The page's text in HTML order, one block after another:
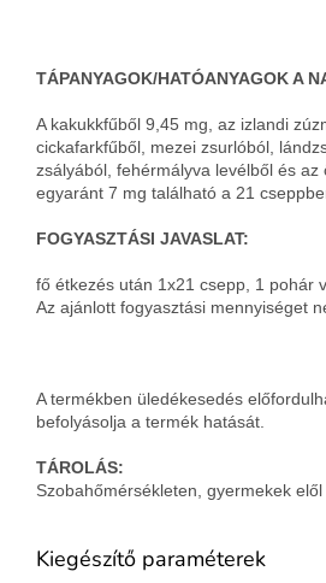
TÁPANYAGOK/HATÓANYAGOK A
A kakukkfűből 9,45 mg, az izlandi
cickafarkfűből, mezei zsurlóból,
zsályából, fehérmályva levélből és az
egyaránt 7 mg található a 21
FOGYASZTÁSI JAVASLAT:
fő étkezés után 1x21 csepp, 1 pohár
Az ajánlott fogyasztási mennyiséget
A termékben üledékesedés
befolyásolja a termék hatását.
TÁROLÁS:
Szobahőmérsékleten, gyermekek elől
Kiegészítő paraméterek